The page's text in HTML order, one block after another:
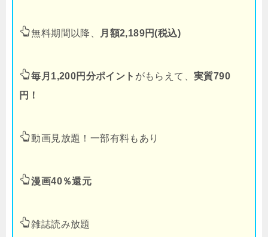
無料期間以降、 月額2,189円(税込)
毎月1,200円分ポイント がもらえて、実質790
円！
動画見放題！一部有料もあり
漫画40％還元
雑誌読み放題